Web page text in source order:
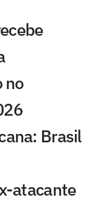
no
Brasil
atacante